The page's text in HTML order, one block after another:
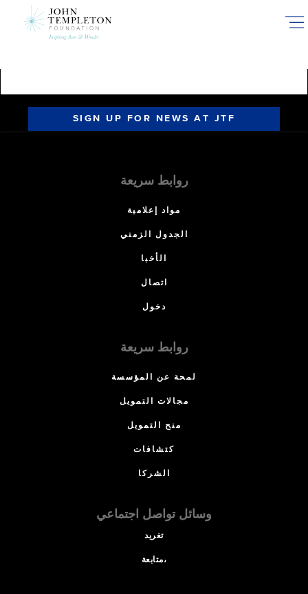
SIGN UP FOR NEWS AT JTF
روابط سريعة
مواد إعلامية
الجدول الزمني
الأخبا
اتصال
دخول
روابط سريعة
لمحة عن المؤسسة
مجالات التمويل
منح التمويل
كتشافات
الشركا
وسائل تواصل اجتماعي
تغريد
متابعة،